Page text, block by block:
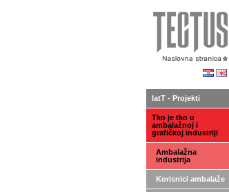
IatT - Projekti
Tko je tko u
ambalažnoj i
grafičkoj industriji
Ambalažna
industrija
Korisnici ambalaže